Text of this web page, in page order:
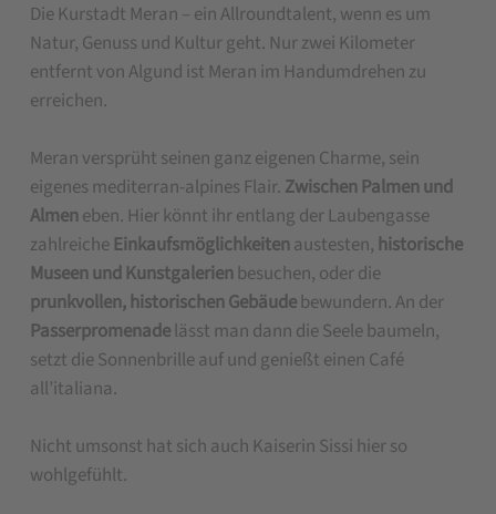
Die Kurstadt Meran – ein Allroundtalent, wenn es um
Natur, Genuss und Kultur geht. Nur zwei Kilometer
entfernt von Algund ist Meran im Handumdrehen zu
erreichen.
Meran versprüht seinen ganz eigenen Charme, sein
eigenes mediterran-alpines Flair. Zwischen Palmen und
Almeneben. Hier könnt ihr entlang der Laubengasse
zahlreicheEinkaufsmöglichkeitenaustesten, historische
Museen und Kunstgalerienbesuchen, oder die
prunkvollen, historischen Gebäudebewundern. An der
Passerpromenadelässt man dann die Seele baumeln,
setzt die Sonnenbrille auf und genießt einen Café
all’italiana.
Nicht umsonst hat sich auch Kaiserin Sissi hier so
wohlgefühlt.